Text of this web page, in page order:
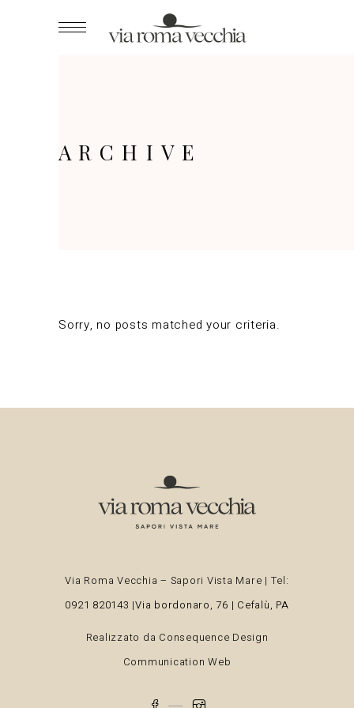
ARCHIVE
Sorry, no posts matched your criteria.
Via Roma Vecchia – Sapori Vista Mare | Tel:
0921 820143 |Via bordonaro, 76 | Cefalù, PA
Realizzato da Consequence Design
Communication Web